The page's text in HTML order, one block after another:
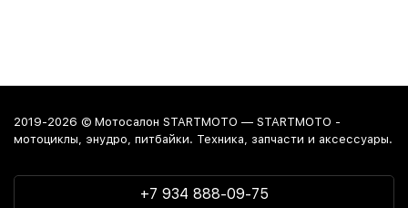
2019-2026 © Мотосалон STARTMOTO — STARTMOTO -
мотоциклы, энудро, питбайки. Техника, запчасти и аксессуары.
+7 934 888-09-75